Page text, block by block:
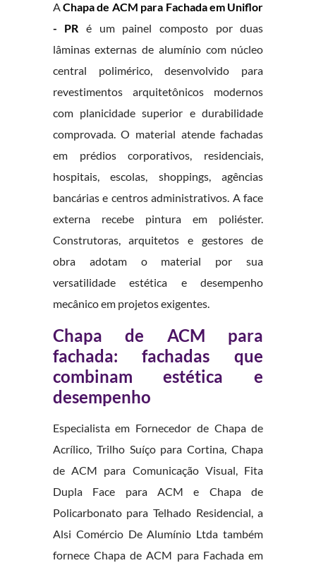
AChapa de ACM para Fachada em Uniflor
- PR é um painel composto por duas
lâminas externas de alumínio com núcleo
central polimérico, desenvolvido para
revestimentos arquitetônicos modernos
com planicidade superior e durabilidade
comprovada. O material atende fachadas
em prédios corporativos, residenciais,
hospitais, escolas, shoppings, agências
bancárias e centros administrativos. A face
externa recebe pintura em poliéster.
Construtoras, arquitetos e gestores de
obra adotam o material por sua
versatilidade estética e desempenho
mecânico em projetos exigentes.
Chapa de ACM para
fachada: fachadas que
combinam estética e
desempenho
Especialista em Fornecedor de Chapa de
Acrílico, Trilho Suíço para Cortina, Chapa
de ACM para Comunicação Visual, Fita
Dupla Face para ACM e Chapa de
Policarbonato para Telhado Residencial, a
Alsi Comércio De Alumínio Ltda também
fornece Chapa de ACM para Fachada em